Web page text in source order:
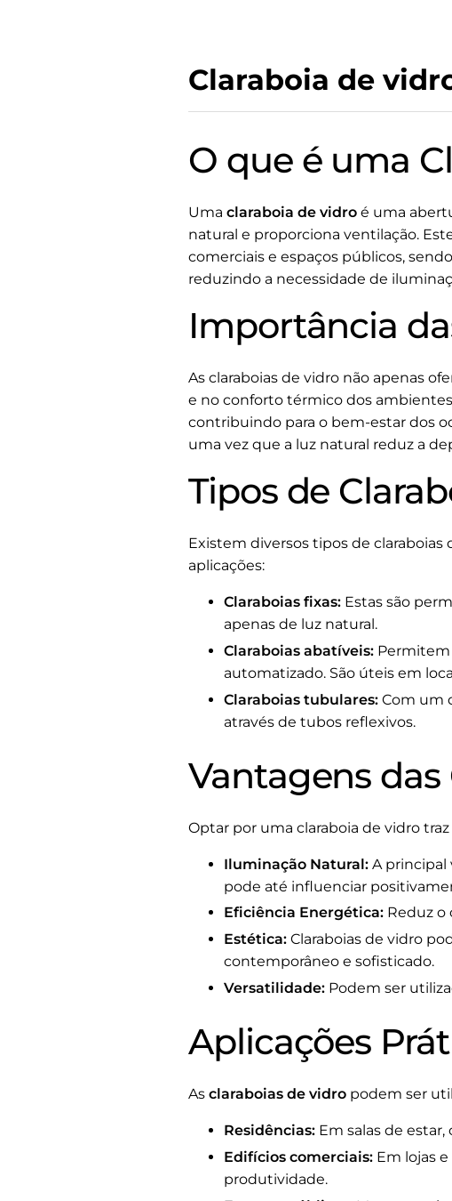
Claraboia de
O que é uma
Uma claraboia de vidro é uma
natural e proporciona ventilação.
comerciais e espaços públicos,
reduzindo a necessidade de
Importância
As claraboias de vidro não apenas
e no conforto térmico dos
contribuindo para o bem-estar dos
uma vez que a luz natural reduz a
Tipos de
Existem diversos tipos de claraboias
aplicações:
Claraboias fixas: Estas são
apenas de luz natural.
Claraboias abatíveis: Permitem
automatizado. São úteis em
Claraboias tubulares: Com um
através de tubos reflexivos.
Vantagens das
Optar por uma claraboia de vidro
Iluminação Natural: A principal
pode até influenciar
Eficiência Energética: Reduz o
Estética: Claraboias de vidro
contemporâneo e sofisticado.
Versatilidade: Podem ser
Aplicações
As claraboias de vidro podem ser
Residências: Em salas de
Edifícios comerciais: Em lojas
produtividade.